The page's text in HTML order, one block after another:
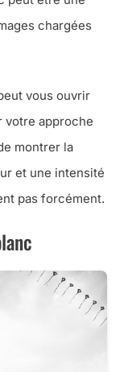
chargées
vous ouvrir
votre approche
montrer la
et une intensité
pas forcément.